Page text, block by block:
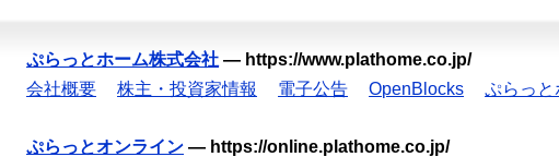
ぷらっとホーム株式会社 — https://www.plathome.co.jp/
会社概要
株主・投資家情報 電子公告 OpenBlocks ぷらっと
ぷらっとオンライン — https://online.plathome.co.jp/